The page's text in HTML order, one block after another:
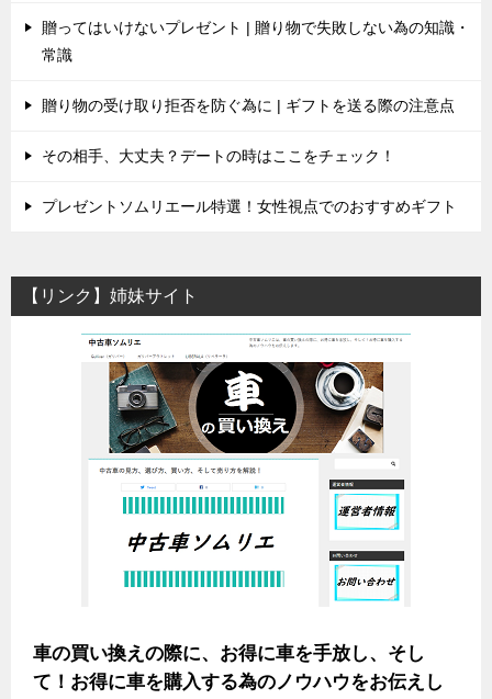
贈ってはいけないプレゼント | 贈り物で失敗しない為の知識・
常識
贈り物の受け取り拒否を防ぐ為に | ギフトを送る際の注意点
その相手、大丈夫？デートの時はここをチェック！
プレゼントソムリエール特選！女性視点でのおすすめギフト
【リンク】姉妹サイト
車の買い換えの際に、お得に車を手放し、そし
て！お得に車を購入する為のノウハウをお伝えし